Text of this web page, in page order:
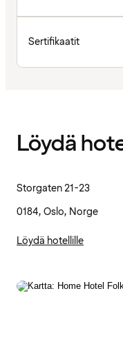
Sertifikaatit
Löydä
Storgaten 21-23
0184, Oslo, Norge
Löydä hotellille